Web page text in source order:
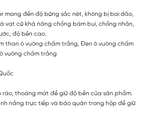
mang đến độ bóng sắc nét, không bị bai dão,
vạt có khả năng chống bám bụi, chống nhăn,
độ bền cao.
than ô vuông chấm trắng, Đen ô vuông chấm
vuông chấm trắng
ráo, thoáng mát để giữ độ bền của sản phẩm.
nắng trực tiếp và bảo quản trong hộp để giữ